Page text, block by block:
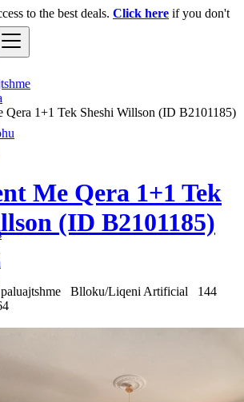
to the best deals. Click here if you don't
Qera 1+1 Tek Sheshi Willson (ID B2101185)
Me Qera 1+1 Tek
(ID B2101185)
Blloku/Liqeni Artificial
144